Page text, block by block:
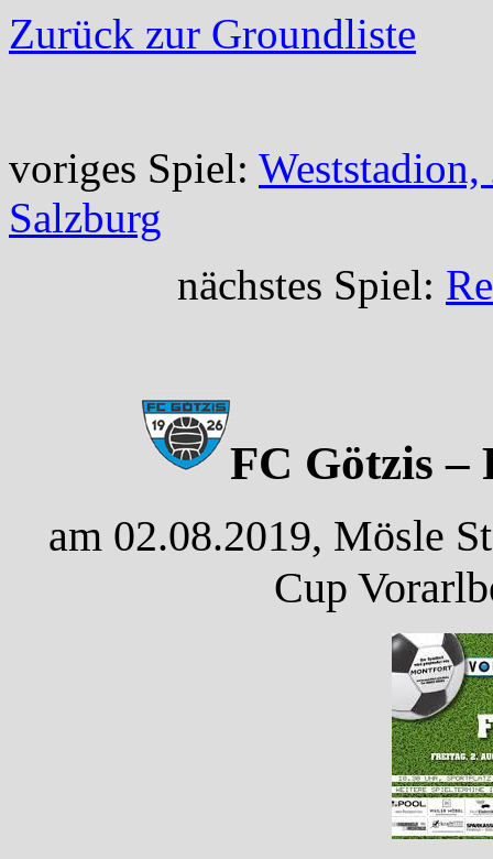
Zurück zur Groundliste
voriges Spiel:
Salzburg
nächstes Spiel:
FC Götzis –
am 02.08.2019, Mösle
Cup